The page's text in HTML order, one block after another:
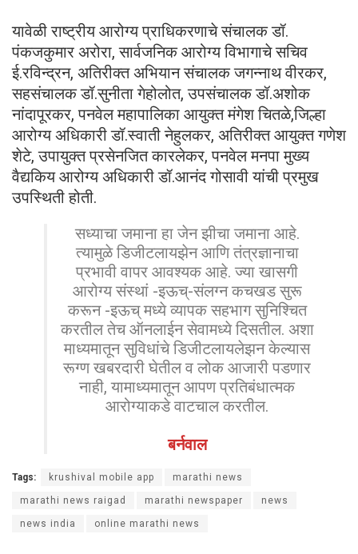
यावेळी राष्ट्रीय आरोग्य प्राधिकरणाचे संचालक डॉ.
पंकजकुमार अरोरा, सार्वजनिक आरोग्य विभागाचे सचिव
ई.रविन्द्रन, अतिरीक्त अभियान संचालक जगन्नाथ वीरकर,
सहसंचालक डॉ.सुनीता गेहोलोत, उपसंचालक डॉ.अशोक
नांदापूरकर, पनवेल महापालिका आयुक्त मंगेश चितळे,जिल्हा
आरोग्य अधिकारी डॉ.स्वाती नेहुलकर, अतिरीक्त आयुक्त गणेश
शेटे, उपायुक्त प्रसेनजित कारलेकर, पनवेल मनपा मुख्य
वैद्यकिय आरोग्य अधिकारी डॉ.आनंद गोसावी यांची प्रमुख
उपस्थिती होती.
सध्याचा जमाना हा जेन झीचा जमाना आहे.
त्यामुळे डिजीटलायझेन आणि तंत्रज्ञानाचा
प्रभावी वापर आवश्यक आहे. ज्या खासगी
आरोग्य संस्थां -इऊच्‌‍-संलग्न कचखड सुरू
करून -इऊच्‌‍ मध्ये व्यापक सहभाग सुनिश्चित
करतील तेच ऑनलाईन सेवामध्ये दिसतील. अशा
माध्यमातून सुविधांचे डिजीटलायलेझन केल्यास
रूग्ण खबरदारी घेतील व लोक आजारी पडणार
नाही, यामाध्यमातून आपण प्रतिबंधात्मक
आरोग्याकडे वाटचाल करतील.
बर्नवाल
Tags: krushival mobile app marathi news
marathi news raigad marathi newspaper news
news india online marathi news